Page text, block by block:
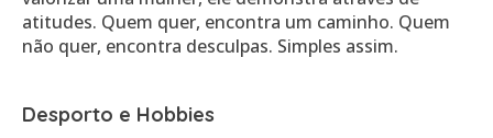
atitudes. Quem quer, encontra um caminho. Quem
Desporto e Hobbies